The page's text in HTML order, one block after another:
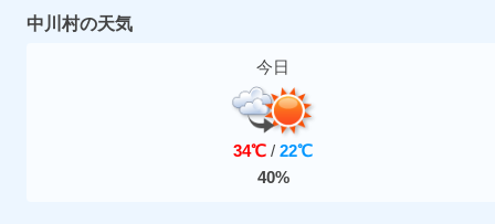
中川村の天気
今日
34℃ / 22℃
40%